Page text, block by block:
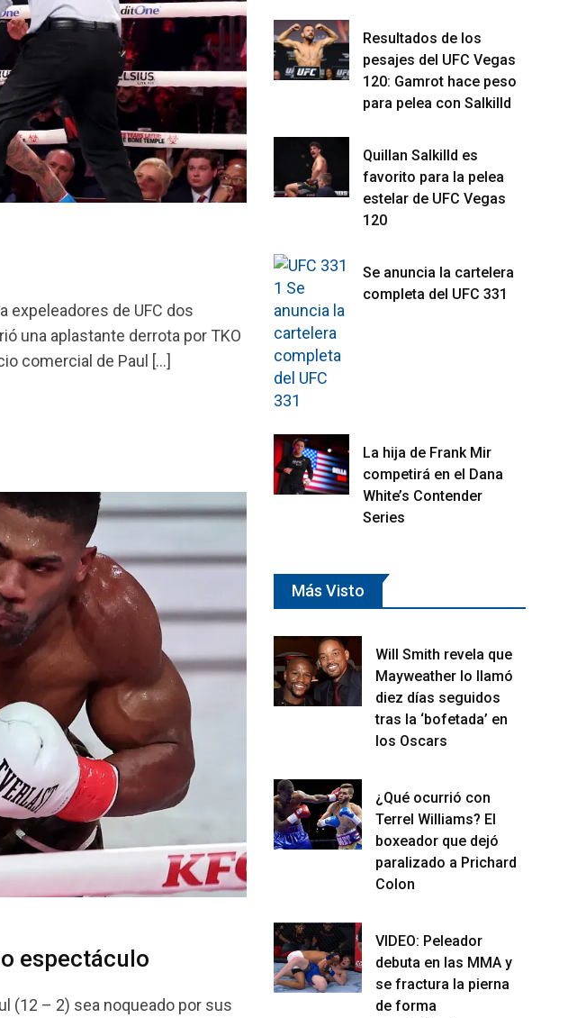
expeleadores de UFC dos
una aplastante derrota por TKO
comercial de Paul […]
espectáculo
(12 – 2) sea noqueado por sus
Resultados de los
pesajes del UFC Vegas
120: Gamrot hace peso
para pelea con Salkilld
Quillan Salkilld es
favorito para la pelea
estelar de UFC Vegas
120
Se anuncia la cartelera
completa del UFC 331
La hija de Frank Mir
competirá en el Dana
White’s Contender
Series
Más Visto
Will Smith revela que
Mayweather lo llamó
diez días seguidos
tras la ‘bofetada’ en
los Oscars
¿Qué ocurrió con
Terrel Williams? El
boxeador que dejó
paralizado a Prichard
Colon
VIDEO: Peleador
debuta en las MMA y
se fractura la pierna
de forma